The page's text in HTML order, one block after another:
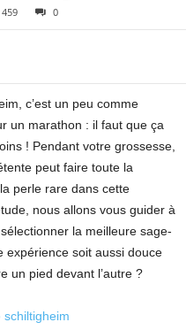
459 0
c’est un peu comme
un marathon : il faut que ça
! Pendant votre grossesse,
peut faire toute la
perle rare dans cette
nous allons vous guider à
la meilleure sage-
expérience soit aussi douce
un pied devant l’autre ?